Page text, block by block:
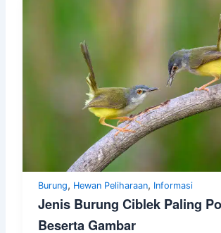
Burung, Hewan Peliharaan, Informasi
Jenis Burung Ciblek Paling
Beserta Gambar